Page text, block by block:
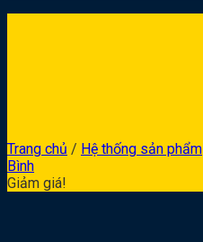
Trang chủ / Hệ thống sản phẩm
Bình
Giảm giá!